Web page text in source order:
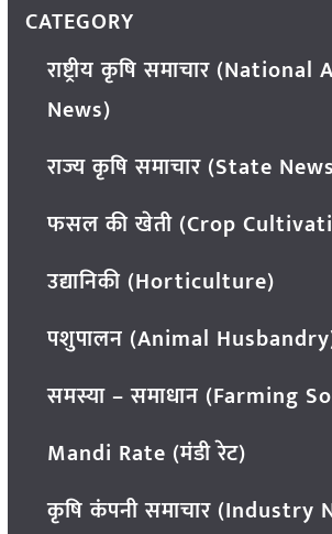
CATEGORY
राष्ट्रीय कृषि समाचार
News)
राज्य कृषि समाचार (State
फसल की खेती (Crop
उद्यानिकी (Horticulture)
पशुपालन (Animal
समस्या – समाधान (Farming
Mandi Rate (मंडी रेट)
कृषि कंपनी समाचार (Industry